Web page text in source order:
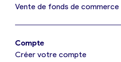
Offres d’emploi
Vente de fonds de commerce
Compte
Créer votre compte